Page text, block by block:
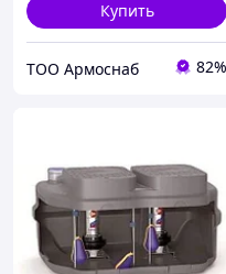
Купить
ТОО Армоснаб 82%